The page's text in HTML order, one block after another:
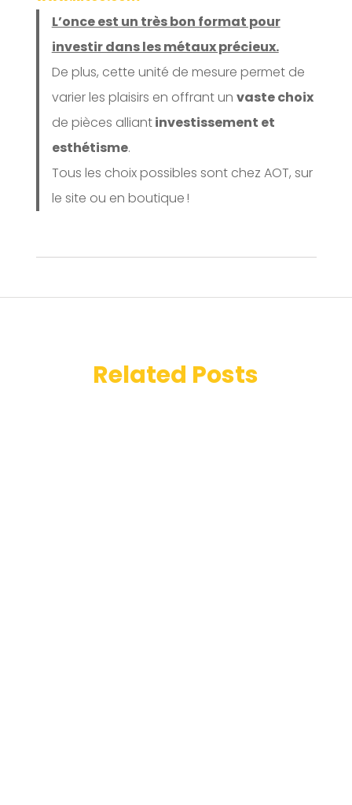
L’once est un très bon format pour
investir dans les métaux précieux.
De plus, cette unité de mesure permet de
varier les plaisirs en offrant un vaste choix
de pièces alliantinvestissement et
esthétisme.
Tous les choix possibles sont chez AOT, sur
le site ou en boutique !
Related Posts